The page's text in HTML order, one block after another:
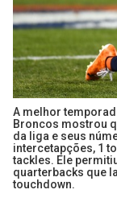
A melhor
Broncos mostrou
da liga e seus
intercetapções, 1
tackles. Ele
quarterbacks que
touchdown.